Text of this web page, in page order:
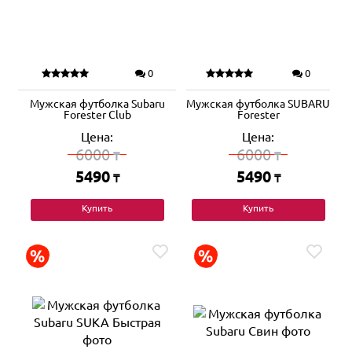
0
Мужская футболка Subaru
Forester Club
Цена:
6000₸
5490 ₸
Купить
0
Мужская футболка SUBARU
Forester
Цена:
6000₸
5490 ₸
Купить